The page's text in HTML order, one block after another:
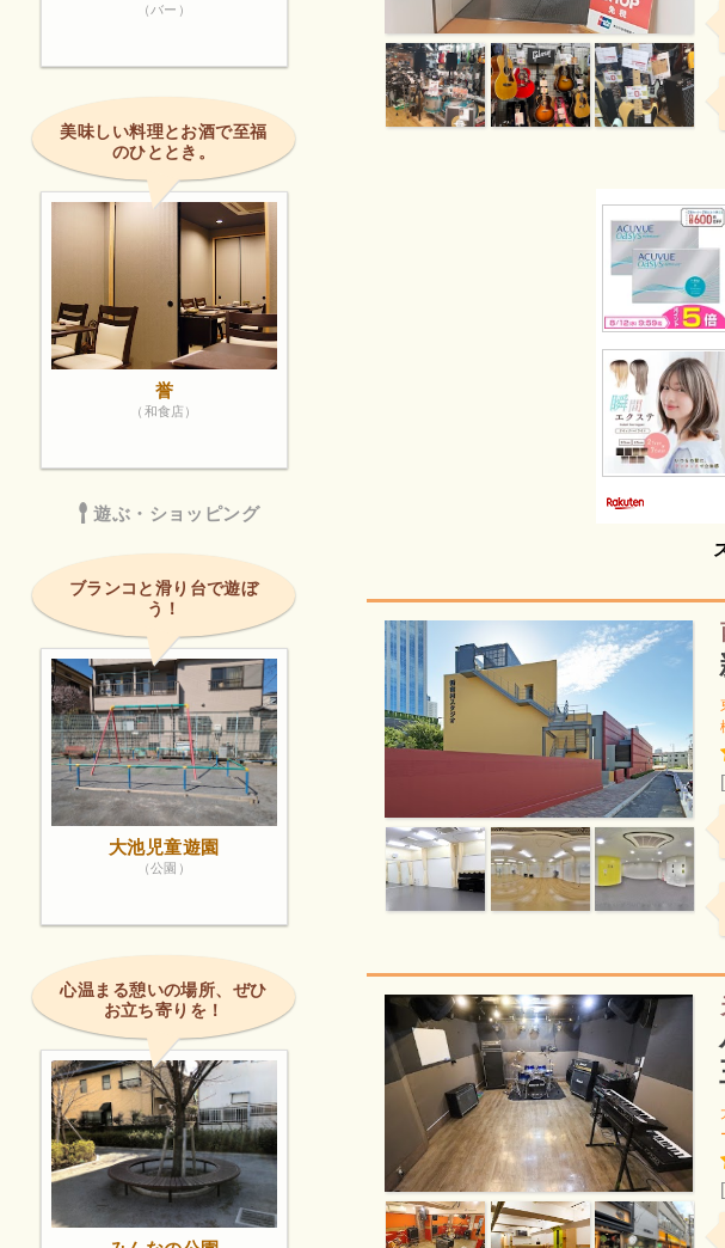
（バー）
美味しい料理とお酒で至福
のひととき。
誉
（和食店）
遊ぶ・ショッピング
ブランコと滑り台で遊ぼ
う！
大池児童遊園
（公園）
心温まる憩いの場所、ぜひ
お立ち寄りを！